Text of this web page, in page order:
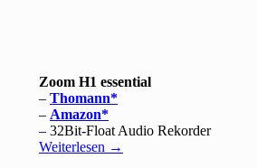
Zoom H1 essential
–Thomann
– Amazon
– 32Bit-Float Audio Rekorder
Weiterlesen →